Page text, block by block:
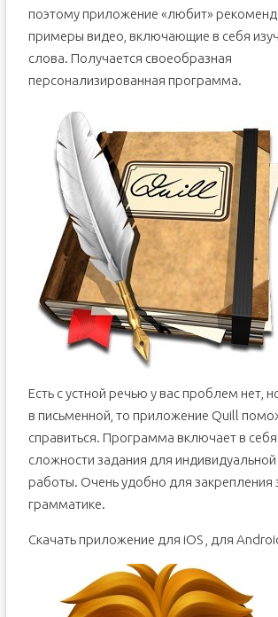
поэтому приложение «любит»
примеры видео, включающие в себя
слова. Получается своеобразная
персонализированная программа.
Есть с устной речью у вас проблем нет,
в письменной, то приложение Quill
справиться. Программа включает в
сложности задания для индивидуальной
работы. Очень удобно для закрепления
грамматике.
Скачать приложение для iOS , для